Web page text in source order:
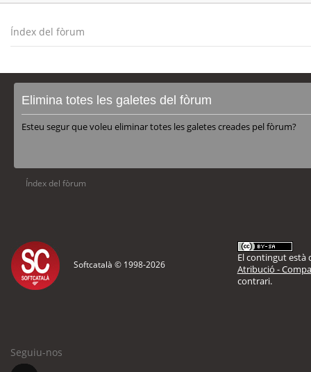
Índex del fòrum
Elimina totes les galetes del fòrum
Esteu segur que voleu eliminar totes les galetes creades pel fòrum?
Índex del fòrum
Softcatalà © 1998-2026
El contingut està
Atribució -
contrari.
Seguiu-nos